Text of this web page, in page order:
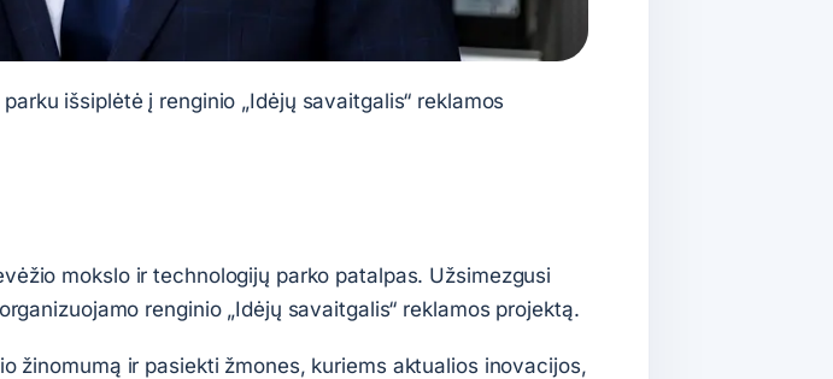
išsiplėtė į renginio „Idėjų savaitgalis“ reklamos
mokslo ir technologijų parko patalpas. Užsimezgusi
renginio „Idėjų savaitgalis“ reklamos projektą.
žinomumą ir pasiekti žmones, kuriems aktualios inovacijos,